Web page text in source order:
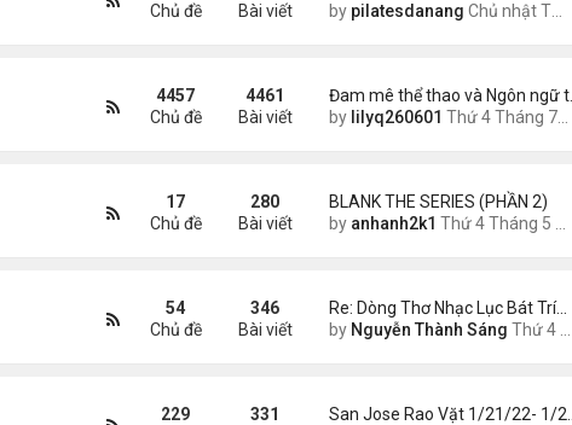
by pilatesdanang Chủ nhật Tháng 7 27, 2025 12:57 pm
Chủ đề
Bài viết
Đam mê thể thao và Ngôn ngữ t…
by lilyq260601 Thứ 4 Tháng 7 22, 2026 7:13 pm
4457
Chủ đề
4461
Bài viết
BLANK THE SERIES (PHẦN 2)
by anhanh2k1 Thứ 4 Tháng 5 29, 2024 3:16 am
17
Chủ đề
280
Bài viết
Re: Dòng Thơ Nhạc Lục Bát Trí…
by Nguyễn Thành Sáng Thứ 4 Tháng 8 05, 2026 8:58 pm
54
Chủ đề
346
Bài viết
San Jose Rao Vặt 1/21/22- 1/2…
229
331